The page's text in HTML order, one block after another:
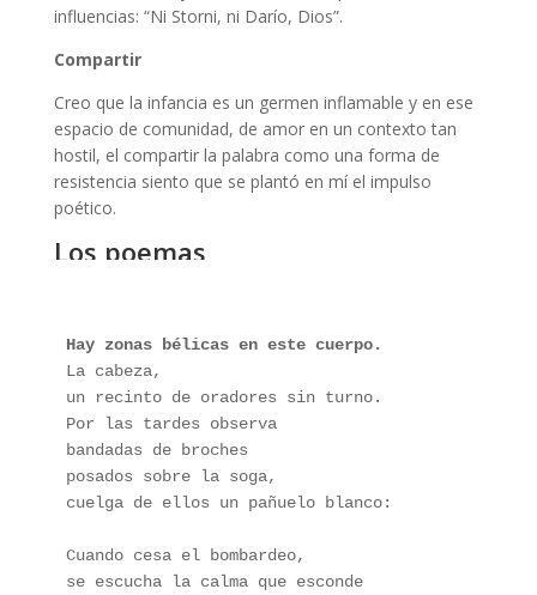
influencias: “Ni Storni, ni Darío, Dios”.
Compartir
Creo que la infancia es un germen inflamable y en ese
espacio de comunidad, de amor en un contexto tan
hostil, el compartir la palabra como una forma de
resistencia siento que se plantó en mí el impulso
poético.
Los poemas
Hay zonas bélicas en este cuerpo.
La cabeza,
un recinto de oradores sin turno.
Por las tardes observa
bandadas de broches
posados sobre la soga,
cuelga de ellos un pañuelo blanco:
Cuando cesa el bombardeo,
se escucha la calma que esconde